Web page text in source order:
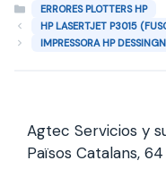
Categorías
ERRORES PLOTTERS HP
HP LASERTJET P3015
IMPRESSORA HP
Agtec Servicios y
Països Catalans,